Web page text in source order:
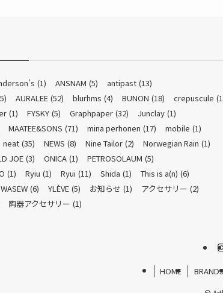
(1) ANSNAM (5) antipast (13)
AURALEE (52) blurhms (4) BUNON (18) crepuscule
(1) FYSKY (5) Graphpaper (32) Junclay (1)
MAATEE&SONS (71) mina perhonen (17) mobile (1)
neat (35) NEWS (8) Nine Tailor (2) Norwegian Rain (1)
JOE (3) ONICA (1) PETROSOLAUM (5)
(1) Ryiu (1) Ryui (11) Shida (1) This is a(n) (6)
WASEW (6) YLÈVE (5) お知らせ (1) アクセサリー (2)
陶器アクセサリー (1)
HOME BRANDS